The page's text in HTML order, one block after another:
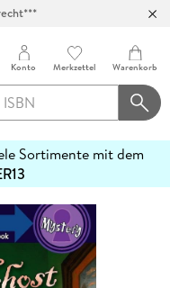
Konto Merkzettel Warenkorb
Sortimente mit dem